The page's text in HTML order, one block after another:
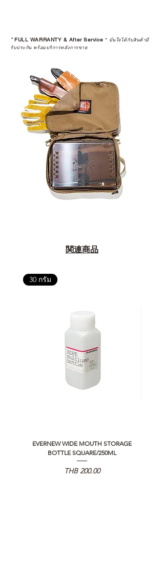
*FULL WARRANTY & After Service * มั่นใจได้กับสินค้ามี
รับประกัน พร้อมบริการหลังการขาย
関連商品
30 กรัม
EVERNEW WIDE MOUTH STORAGE
BOTTLE SQUARE/250ML
価格
THB 200.00